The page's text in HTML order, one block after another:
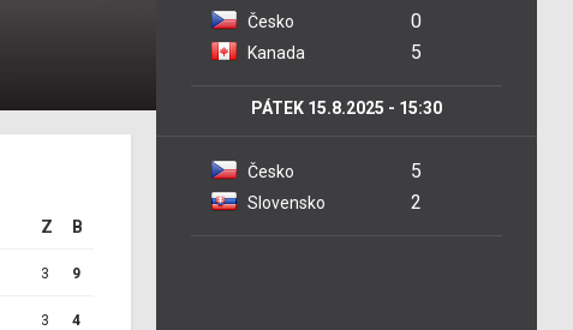
Z B
3 9
3 4
Česko 0
Kanada 5
PÁTEK 15.8.2025 - 15:30
Česko 5
Slovensko 2